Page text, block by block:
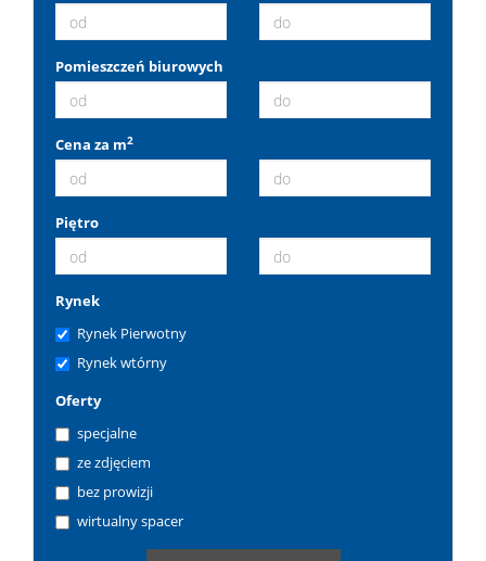
Pomieszczeń biurowych
Cena za m2
Piętro
Rynek
Rynek Pierwotny
Rynek wtórny
Oferty
specjalne
ze zdjęciem
bez prowizji
wirtualny spacer